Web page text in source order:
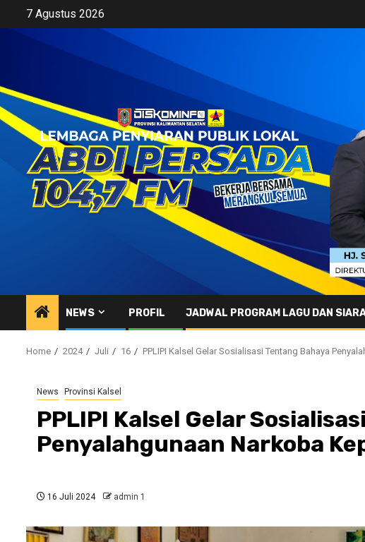
content
7 Agustus 2026
NEWS PROFIL JADWAL PROGRAM LAGU DAN
Home 2024 Juli 16 PPLIPI Kalsel Gelar Sosialisasi Tentang Bahaya
News Provinsi Kalsel
PPLIPI Kalsel Gelar
Penyalahgunaan Narkoba
16 Juli 2024 admin 1